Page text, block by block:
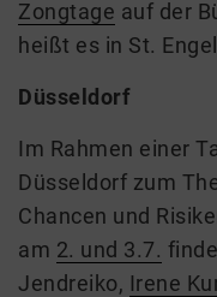
Zongtage auf der
heißt es in St.
Düsseldorf
Im Rahmen einer
Düsseldorf zum
Chancen und
am 2. und 3.7.
Jendreiko, Irene